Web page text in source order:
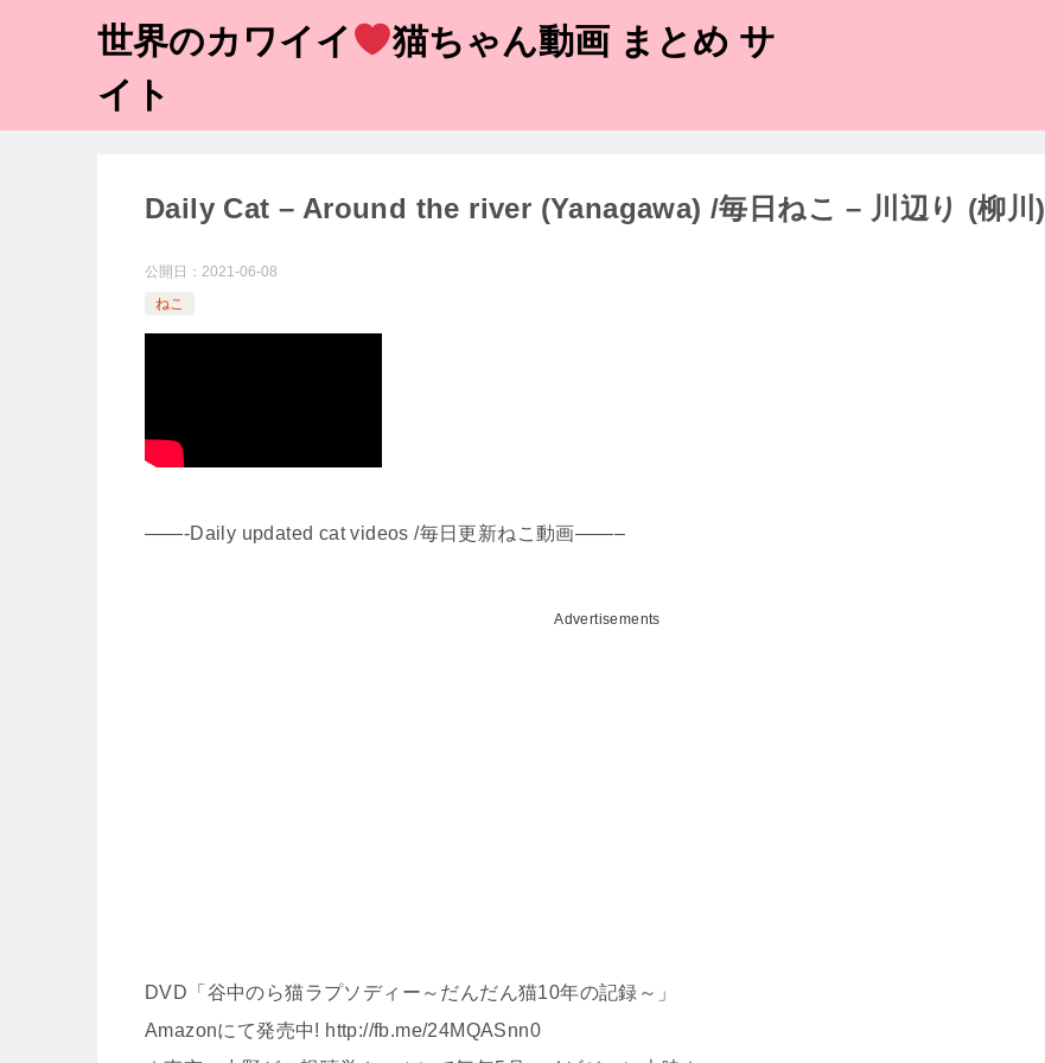
世界のカワイイ
猫ちゃん動画 まとめ サ
イト
Daily Cat – Around the river (Yanagawa) /毎日ねこ – 川辺り (柳川)
公開日： 2021-06-08
ねこ
——-Daily updated cat videos /毎日更新ねこ動画——–
Advertisements
DVD「谷中のら猫ラプソディー～だんだん猫10年の記録～」
Amazonにて発売中! http://fb.me/24MQASnn0